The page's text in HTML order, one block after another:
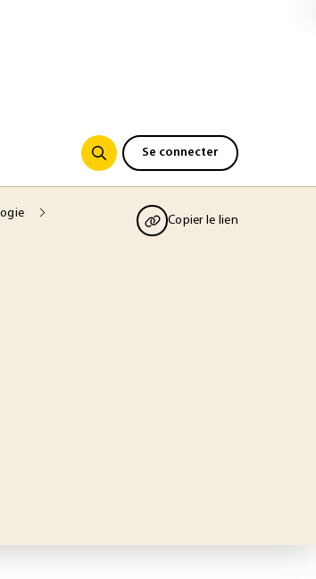
Se connecter
Copier le lien